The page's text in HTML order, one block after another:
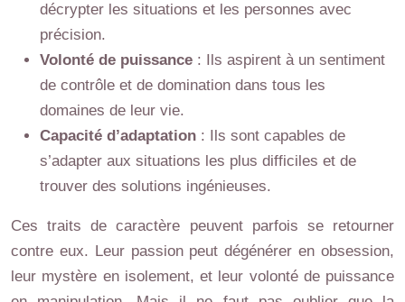
décrypter les situations et les personnes avec
précision.
Volonté de puissance : Ils aspirent à un sentiment
de contrôle et de domination dans tous les
domaines de leur vie.
Capacité d’adaptation : Ils sont capables de
s’adapter aux situations les plus difficiles et de
trouver des solutions ingénieuses.
Ces traits de caractère peuvent parfois se retourner
contre eux. Leur passion peut dégénérer en obsession,
leur mystère en isolement, et leur volonté de puissance